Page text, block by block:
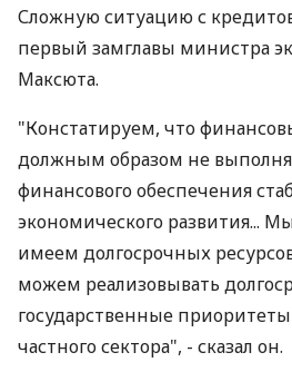
Сложную ситуацию с
первый замглавы министра
Максюта.
"Констатируем, что
должным образом не
финансового обеспечения
экономического развития...
имеем долгосрочных
можем реализовывать
государственные
частного сектора", - сказал он.